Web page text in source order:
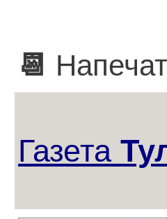
📆
Газета